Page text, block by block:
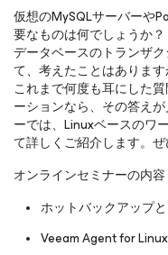
オンラインセミナーを
仮想のMySQLサーバーや
要なものは何でしょうか‍？
データベースのトランザ
て‍、考えたことはあります
これまで何度も耳にした
ーションなら‍、その答え
ーでは‍、Linuxベースのワ
て詳しくご紹介します‍。ぜ
オンラインセミナーの内容
ホットバックアップ
Veeam Agent for